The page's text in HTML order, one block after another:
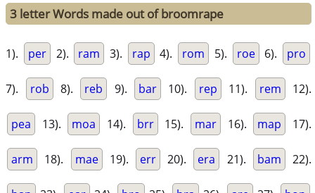
3 letter Words made out of broomrape
1). per 2). ram 3). rap 4). rom 5). roe 6). pro
7). rob 8). reb 9). bar 10). rep 11). rem 12).
pea 13). moa 14). brr 15). mar 16). map 17).
arm 18). mae 19). err 20). era 21). bam 22).